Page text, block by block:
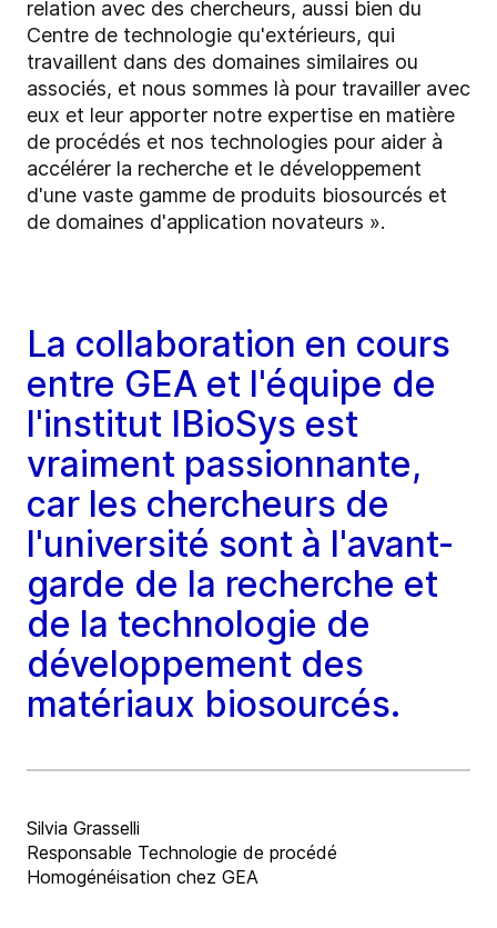
relation avec des chercheurs, aussi bien du
Centre de technologie qu'extérieurs, qui
travaillent dans des domaines similaires ou
associés, et nous sommes là pour travailler avec
eux et leur apporter notre expertise en matière
de procédés et nos technologies pour aider à
accélérer la recherche et le développement
d'une vaste gamme de produits biosourcés et
de domaines d'application novateurs ».
La collaboration en cours
entre GEA et l'équipe de
l'institut IBioSys est
vraiment passionnante,
car les chercheurs de
l'université sont à l'avant-
garde de la recherche et
de la technologie de
développement des
matériaux biosourcés.
Silvia Grasselli
Responsable Technologie de procédé
Homogénéisation chez GEA